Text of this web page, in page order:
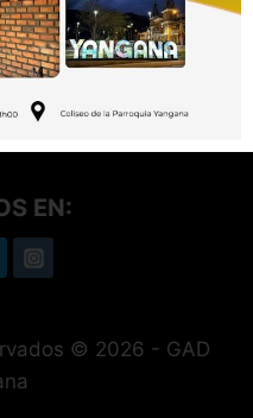
/ 0992111914
Luis Felipe Luzuriaga
EN:
© 2026 - GAD